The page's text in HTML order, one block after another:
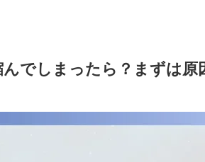
でしまったら？まずは原